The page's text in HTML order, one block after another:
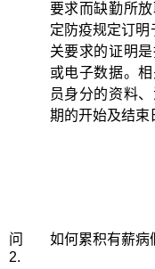
要求而缺勤所
定防疫规定订
关要求的证明
或电子数据。
员身分的资料
期的开始及结束
问
2.
如何累积有薪病